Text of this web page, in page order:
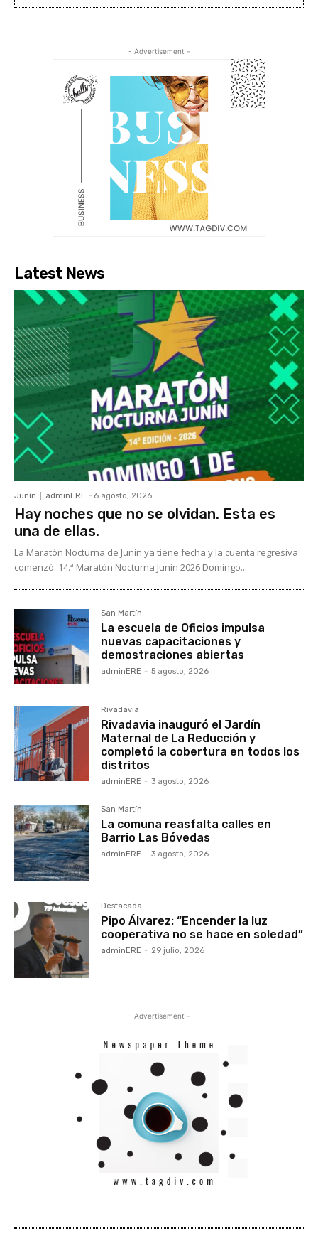
- Advertisement -
Latest News
Junín adminERE - 6 agosto, 2026
Hay noches que no se olvidan. Esta es
una de ellas.
La Maratón Nocturna de Junín ya tiene fecha y la cuenta regresiva
comenzó. 14.ª Maratón Nocturna Junín 2026 Domingo...
San Martín
La escuela de Oficios impulsa
nuevas capacitaciones y
demostraciones abiertas
adminERE - 5 agosto, 2026
Rivadavia
Rivadavia inauguró el Jardín
Maternal de La Reducción y
completó la cobertura en todos los
distritos
adminERE - 3 agosto, 2026
San Martín
La comuna reasfalta calles en
Barrio Las Bóvedas
adminERE - 3 agosto, 2026
Destacada
Pipo Álvarez: “Encender la luz
cooperativa no se hace en soledad”
adminERE - 29 julio, 2026
- Advertisement -